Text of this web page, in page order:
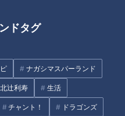
ドタグ
ナガシマスパーランド
北辻利寿 生活
チャント！ ドラゴンズ
名二環」沿いにある“謎の地下
道”の正体とは？道マニアが気に